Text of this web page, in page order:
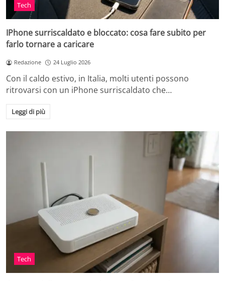
Tech
IPhone surriscaldato e bloccato: cosa fare subito per
farlo tornare a caricare
Redazione 24 Luglio 2026
Con il caldo estivo, in Italia, molti utenti possono
ritrovarsi con un iPhone surriscaldato che…
Leggi di più
Tech